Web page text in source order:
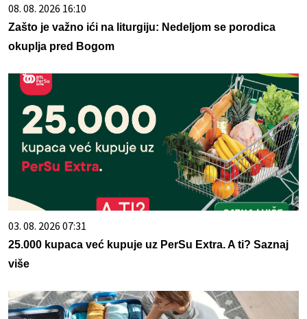
08. 08. 2026 16:10
Zašto je važno ići na liturgiju: Nedeljom se porodica
okuplja pred Bogom
03. 08. 2026 07:31
25.000 kupaca već kupuje uz PerSu Extra. A ti? Saznaj
više